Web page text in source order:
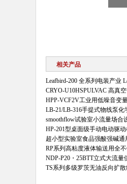
相关产品
Leafbird-200 全系列电装产业
CRYO-U10HSPULVAC 高真
HPP-VCF2V工业用低噪音变
LB-21/LB-316手提式物线泵
smoothflow试验室小流量场合
HP-201型桌面级手动电动驱
超小型实验室食品强酸强碱通
RP系列高粘度液体输送用全
NDP-P20・25BTT立式大流
TS系列多级罗茨无油反向扩